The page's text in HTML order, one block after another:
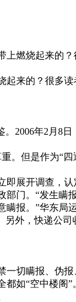
燃烧起来的
来的？很多读
2006年2月8日
但是作为“四
展开调查，
门。“发生瞒
报。”华东局
另外，快递公
切瞒报、伪报
如“空中楼阁”